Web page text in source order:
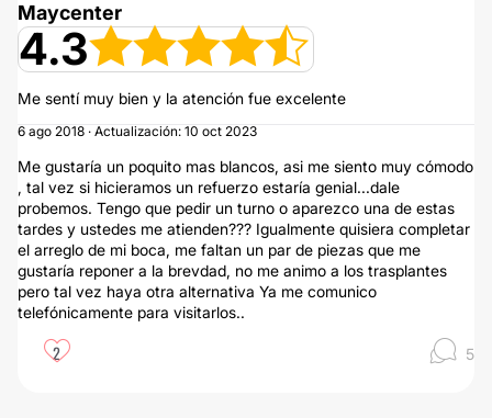
Maycenter
4.3
Me sentí muy bien y la atención fue excelente
6 ago 2018 · Actualización: 10 oct 2023
Me gustaría un poquito mas blancos, asi me siento muy cómodo
, tal vez si hicieramos un refuerzo estaría genial...dale
probemos. Tengo que pedir un turno o aparezco una de estas
tardes y ustedes me atienden??? Igualmente quisiera completar
el arreglo de mi boca, me faltan un par de piezas que me
gustaría reponer a la brevdad, no me animo a los trasplantes
pero tal vez haya otra alternativa Ya me comunico
telefónicamente para visitarlos..
2 5